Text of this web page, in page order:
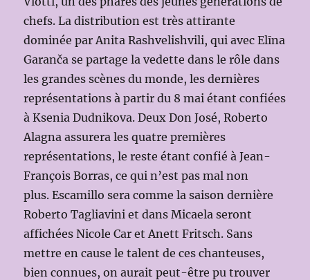
chefs. La distribution est très attirante
dominée par Anita Rashvelishvili, qui avec Elīna
Garanča se partage la vedette dans le rôle dans
les grandes scènes du monde, les dernières
représentations à partir du 8 mai étant confiées
à Ksenia Dudnikova. Deux Don José, Roberto
Alagna assurera les quatre premières
représentations, le reste étant confié à Jean-
François Borras, ce qui n’est pas mal non
plus. Escamillo sera comme la saison dernière
Roberto Tagliavini et dans Micaela seront
affichées Nicole Car et Anett Fritsch. Sans
mettre en cause le talent de ces chanteuses,
bien connues, on aurait peut-être pu trouver